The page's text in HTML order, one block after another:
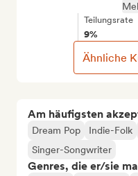
Am häufigsten
Dream Pop Indie-Folk
Singer-Songwriter
Genres, die er/sie
Teilungsrate
9%
Ähnliche